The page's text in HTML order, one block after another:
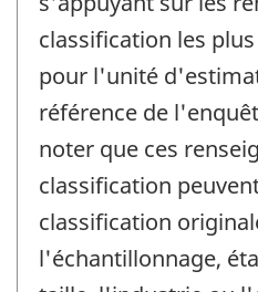
classification les
pour l'unité
référence de
noter que ces
classification
classification
l'échantillonnage,